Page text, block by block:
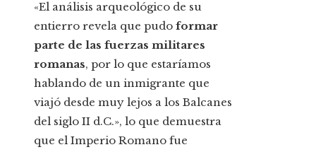
«El análisis arqueológico de su
entierro revela que pudo formar
parte de las fuerzas militares
romanas, por lo que estaríamos
hablando de un inmigrante que
viajó desde muy lejos a los Balcanes
del siglo II d.C.», lo que demuestra
que el Imperio Romano fue